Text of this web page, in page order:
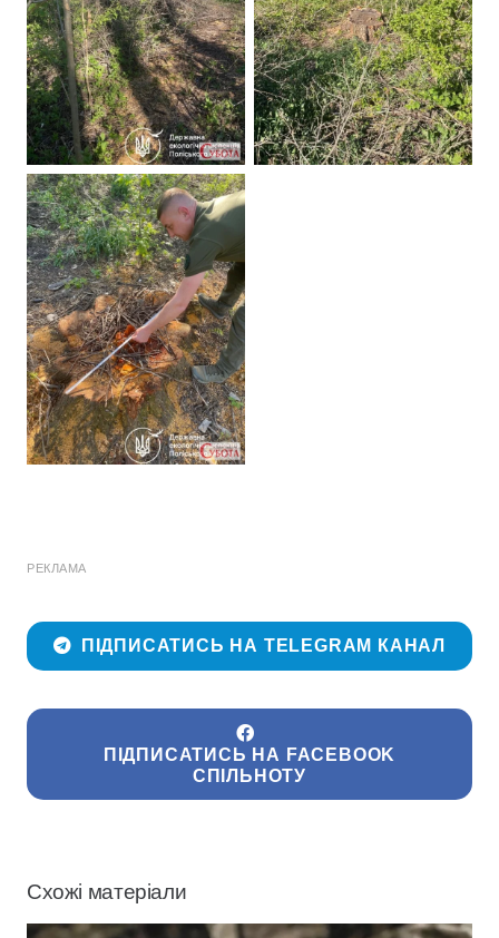
РЕКЛАМА
ПІДПИСАТИСЬ НА TELEGRAM КАНАЛ
ПІДПИСАТИСЬ НА FACEBOOK
СПІЛЬНОТУ
Схожі матеріали